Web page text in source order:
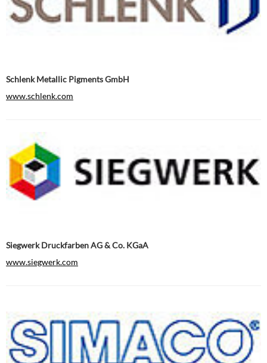
Schlenk Metallic Pigments GmbH
www.schlenk.com
Siegwerk Druckfarben AG & Co. KGaA
www.siegwerk.com